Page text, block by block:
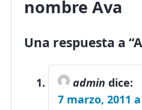
nombre Ava
Una respuesta a
admin dice:
7 marzo, 2011